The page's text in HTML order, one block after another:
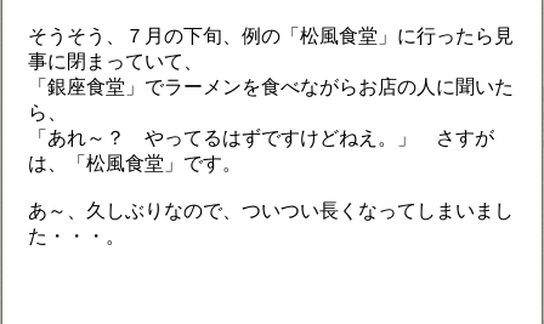
そうそう、７月の下旬、例の「松風食堂」に行ったら見
事に閉まっていて、
「銀座食堂」でラーメンを食べながらお店の人に聞いた
ら、
「あれ～？ やってるはずですけどねえ。」 さすが
は、「松風食堂」です。
あ～、久しぶりなので、ついつい長くなってしまいまし
た・・・。